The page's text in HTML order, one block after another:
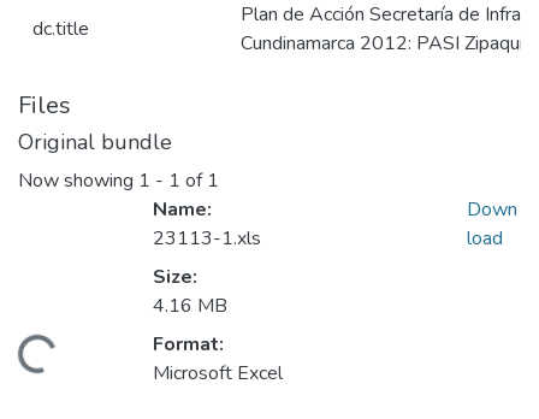
dc.title
Plan de Acción Secretaría de
Cundinamarca 2012: PASI
Files
Original bundle
Now showing 1 - 1 of 1
Loading...
Name:
23113-1.xls
Size:
4.16 MB
Format:
Microsoft Excel
Down
load